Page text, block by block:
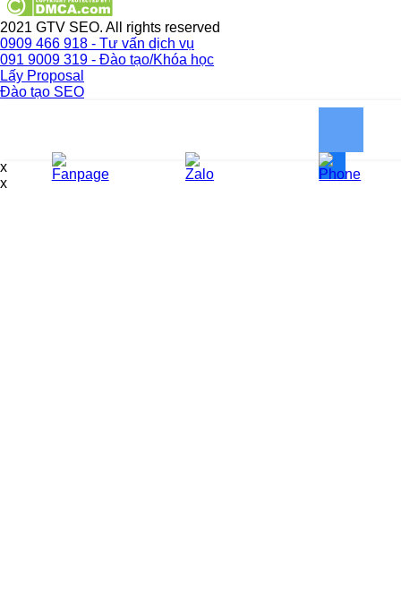
2021 GTV SEO. All rights reserved
0909 466 918 - Tư vấn dịch vụ
091 9009 319 - Đào tạo/Khóa học
Lấy Proposal
Đào tạo SEO
x
x